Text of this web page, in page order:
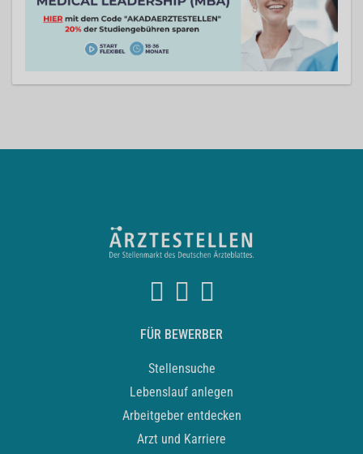
FÜR BEWERBER
Stellensuche
Lebenslauf anlegen
Arbeitgeber entdecken
Arzt und Karriere